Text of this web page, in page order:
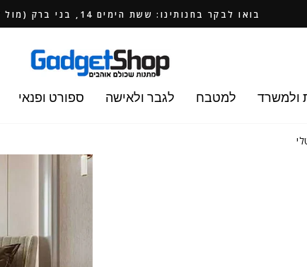
בואו לבקר בחנותינו: ששת הימים 14, בני ברק (מול קניון איילון)
ולמשרד למטבח לגבר ולאישה ספורט ופנאי